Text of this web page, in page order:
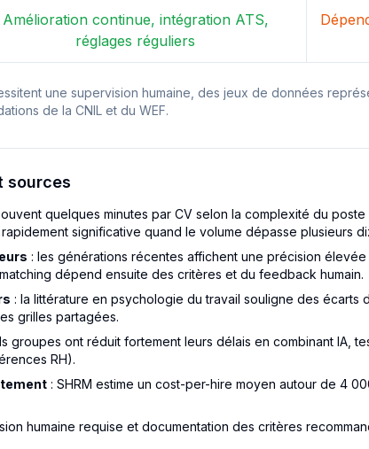
Amélioration continue, intégration ATS,
réglages réguliers
une supervision humaine, des jeux de données
de la CNIL et du WEF.
sources
quelques minutes par CV selon la complexité du poste
significative quand le volume dépasse plusieurs
: les générations récentes affichent une précision
dépend ensuite des critères et du feedback humain.
: la littérature en psychologie du travail souligne des écarts
grilles partagées.
groupes ont réduit fortement leurs délais en combinant IA,
RH).
: SHRM estime un cost-per-hire moyen autour de 4
humaine requise et documentation des critères